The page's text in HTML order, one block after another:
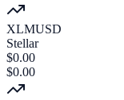
XLMUSD
Stellar
$0.00
$0.00